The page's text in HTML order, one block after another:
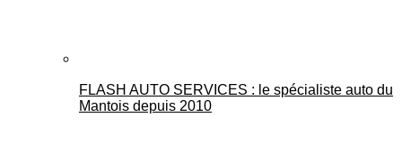
FLASH AUTO SERVICES : le spécialiste auto du
Mantois depuis 2010